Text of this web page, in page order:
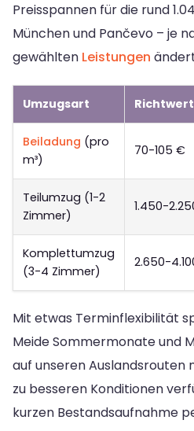
Preisspannen für die rund
München und Pančevo – je
gewählten Leistungen
Umzugsart
Beiladung (pro
m³)
70-105 €
Teilumzug (1-2
Zimmer)
1.450-
Komplettumzug
(3-4 Zimmer)
2.650-
Mit etwas Terminflexibilität
Meide Sommermonate und
auf unseren Auslandsrouten
zu besseren Konditionen
kurzen Bestandsaufnahme